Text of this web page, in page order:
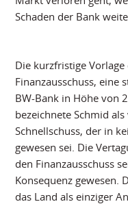
Schaden der Bank
Die kurzfristige
Finanzausschuss, eine
BW-Bank in Höhe von
bezeichnete Schmid
Schnellschuss, der in
gewesen sei. Die
den Finanzausschuss
Konsequenz gewesen.
das Land als einziger